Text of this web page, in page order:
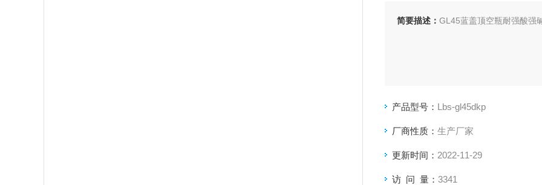
简要描述： GL45蓝盖顶空瓶耐强酸强
产品型号： Lbs-gl45dkp
厂商性质： 生产厂家
更新时间： 2022-11-29
访 问 量： 3341